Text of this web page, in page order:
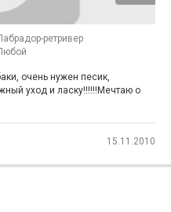
ретривер
очень нужен песик,
уход и ласку!!!!!!Мечтаю о
15.11.2010